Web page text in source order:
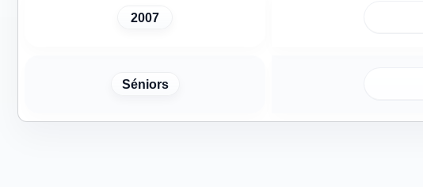
2007
Séniors